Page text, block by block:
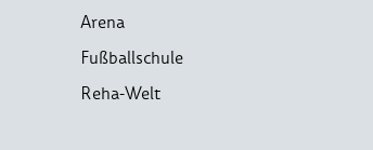
Arena
Fußballschule
Reha-Welt